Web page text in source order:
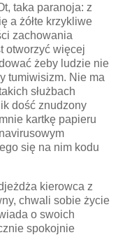
taka paranoja: z
a żółte krzykliwe
zachowania
otworzyć więcej
żeby ludzie nie
tumiwisizm. Nie ma
służbach
dość znudzony
kartkę papieru
się na nim kodu
kierowca z
chwali sobie życie
o swoich
spokojnie